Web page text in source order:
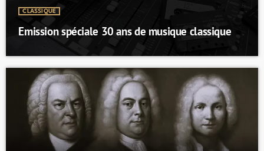
CLASSIQUE
Emission spéciale 30 ans de musique classique